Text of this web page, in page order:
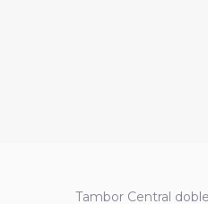
Tambor Central